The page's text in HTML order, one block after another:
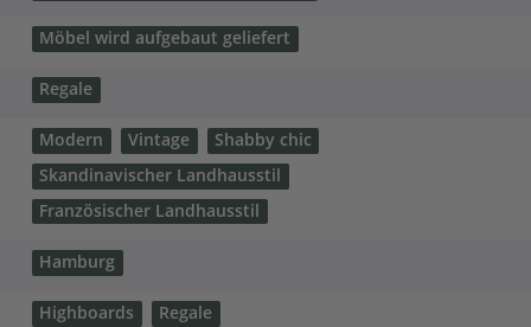
Möbel wird aufgebaut geliefert
Regale
Modern Vintage
Shabby chic
Skandinavischer Landhausstil
Französischer Landhausstil
Hamburg
Highboards Regale